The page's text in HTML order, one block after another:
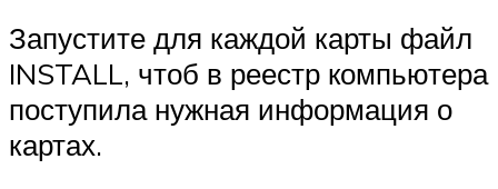
Запустите для каждой карты файл
INSTALL, чтоб в реестр компьютера
поступила нужная информация о
картах.